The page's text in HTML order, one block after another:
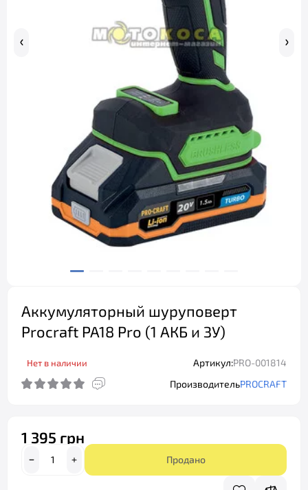
Аккумуляторный шуруповерт
Procraft PA18 Pro (1 АКБ и ЗУ)
Нет в наличии Артикул:PRO-001814
ПроизводительPROCRAFT
1 395 грн
Продано